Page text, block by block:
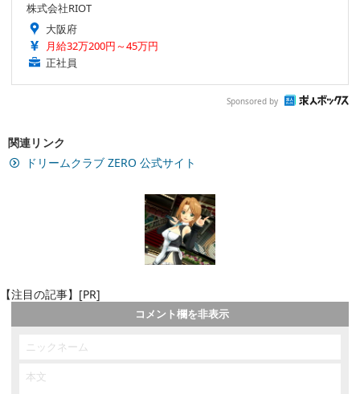
株式会社RIOT
大阪府
月給32万200円～45万円
正社員
Sponsored by
関連リンク
ドリームクラブ ZERO 公式サイト
【注目の記事】[PR]
コメント欄を非表示